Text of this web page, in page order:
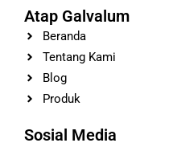
Atap Galvalum
Beranda
Tentang Kami
Blog
Produk
Sosial Media